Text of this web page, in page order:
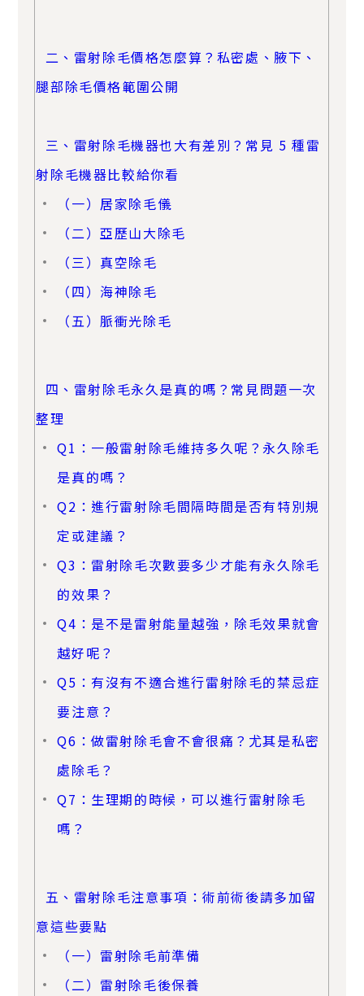
二、雷射除毛價格怎麼算？私密處、腋下、
腿部除毛價格範圍公開
三、雷射除毛機器也大有差別？常見 5 種雷
射除毛機器比較給你看
（一）居家除毛儀
（二）亞歷山大除毛
（三）真空除毛
（四）海神除毛
（五）脈衝光除毛
四、雷射除毛永久是真的嗎？常見問題一次
整理
Q1：一般雷射除毛維持多久呢？永久除毛
是真的嗎？
Q2：進行雷射除毛間隔時間是否有特別規
定或建議？
Q3：雷射除毛次數要多少才能有永久除毛
的效果？
Q4：是不是雷射能量越強，除毛效果就會
越好呢？
Q5：有沒有不適合進行雷射除毛的禁忌症
要注意？
Q6：做雷射除毛會不會很痛？尤其是私密
處除毛？
Q7：生理期的時候，可以進行雷射除毛
嗎？
五、雷射除毛注意事項：術前術後請多加留
意這些要點
（一）雷射除毛前準備
（二）雷射除毛後保養